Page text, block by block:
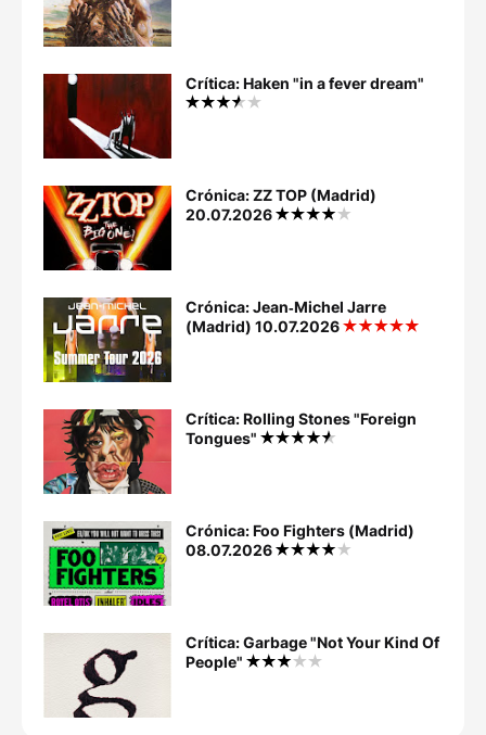
Crítica: Haken "in a fever dream"
Crónica: ZZ TOP (Madrid)
20.07.2026
Crónica: Jean‐Michel Jarre
(Madrid) 10.07.2026
Crítica: Rolling Stones "Foreign
Tongues"
Crónica: Foo Fighters (Madrid)
08.07.2026
Crítica: Garbage "Not Your Kind Of
People"